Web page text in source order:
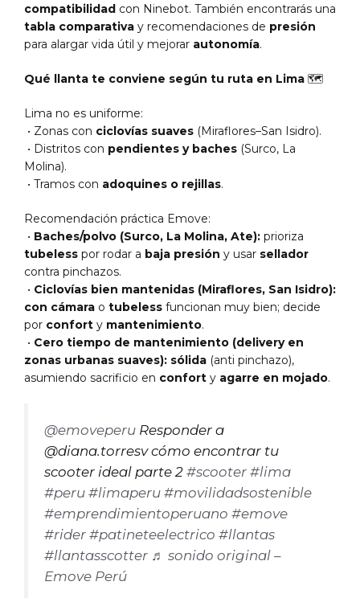
compatibilidad con Ninebot. También encontrarás una
tabla comparativa y recomendaciones de presión
para alargar vida útil y mejorar autonomía.
Qué llanta te conviene según tu ruta en Lima 🗺️
Lima no es uniforme:
• Zonas con ciclovías suaves (Miraflores–San Isidro).
• Distritos con pendientes y baches (Surco, La
Molina).
• Tramos con adoquines o rejillas.
Recomendación práctica Emove:
• Baches/polvo (Surco, La Molina, Ate): prioriza
tubeless por rodar a baja presión y usar sellador
contra pinchazos.
• Ciclovías bien mantenidas (Miraflores, San Isidro):
con cámara o tubeless funcionan muy bien; decide
por confort y mantenimiento.
• Cero tiempo de mantenimiento (delivery en
zonas urbanas suaves): sólida (anti pinchazo),
asumiendo sacrificio en confort y agarre en mojado.
@emoveperu Responder a
@diana.torresv cómo encontrar tu
scooter ideal parte 2 #scooter #lima
#peru #limaperu #movilidadsostenible
#emprendimientoperuano #emove
#rider #patineteelectrico #llantas
#llantasscotter ♬ sonido original –
Emove Perú